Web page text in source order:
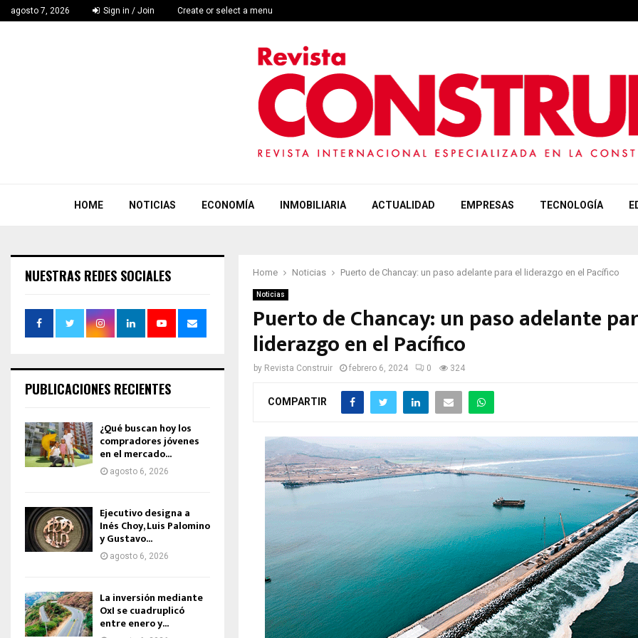
agosto 7, 2026 Sign in / Join Create or select a menu
HOME NOTICIAS ECONOMÍA INMOBILIARIA ACTUALIDAD EMPRESAS TECNOLOGÍA
Home Noticias Puerto de Chancay: un paso adelante para el liderazgo en el Pacífico
Noticias
Puerto de Chancay: un paso adelante
liderazgo en el Pacífico
by Revista Construir febrero 6, 2024 0 324
COMPARTIR
NUESTRAS REDES SOCIALES
PUBLICACIONES RECIENTES
¿Qué buscan hoy los
compradores jóvenes
en el mercado...
agosto 6, 2026
Ejecutivo designa a
Inés Choy, Luis Palomino
y Gustavo...
agosto 6, 2026
La inversión mediante
OxI se cuadruplicó
entre enero y...